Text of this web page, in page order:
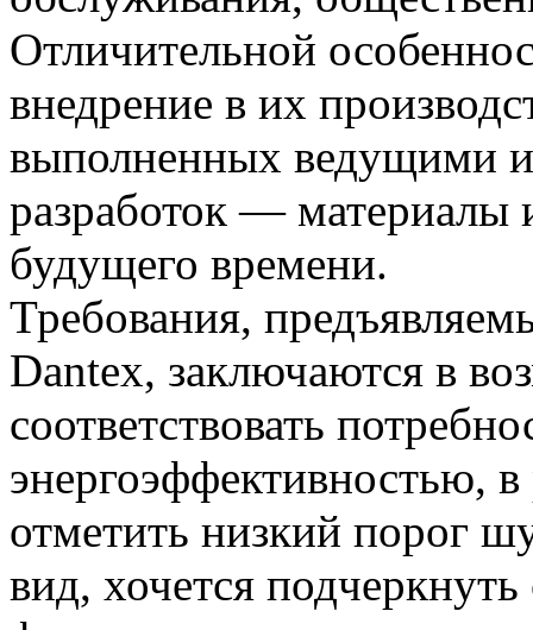
Отличительной
внедрение в их
выполненных ведущими
разработок — материалы
будущего времени.
Требования,
Dantex, заключаются в
соответствовать
энергоэффективностью,
отметить низкий порог
вид, хочется